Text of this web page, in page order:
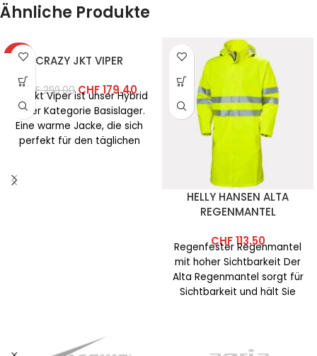
Ähnliche Produkte
-40% CRAZY JKT VIPER
CHF299.00 CHF179.40
Die Jkt Viper ist unser Hybrid
in der Kategorie Basislager.
Eine warme Jacke, die sich
perfekt für den täglichen
HELLY HANSEN ALTA
REGENMANTEL
CHF113.50
Regenfester Regenmantel
mit hoher Sichtbarkeit Der
Alta Regenmantel sorgt für
Sichtbarkeit und hält Sie